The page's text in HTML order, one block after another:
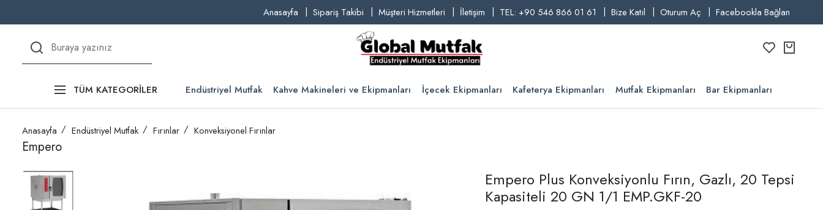
Anasayfa Sipariş Takibi Müşteri Hizmetleri İletişim TEL: +90 546 866 01 61 Bize Katıl Oturum Aç Facebookla Bağlan
TÜM KATEGORİLER Endüstriyel Mutfak Kahve Makineleri ve Ekipmanları İçecek Ekipmanları Kafeterya Ekipmanları Mutfak Ekipmanları Bar Ekipmanları
Anasayfa Endüstriyel Mutfak Fırınlar Konveksiyonel Fırınlar
Empero
Empero Plus Konveksiyonlu Fırın, Gazlı, 20 Tepsi
Kapasiteli 20 GN 1/1 EMP.GKF-20